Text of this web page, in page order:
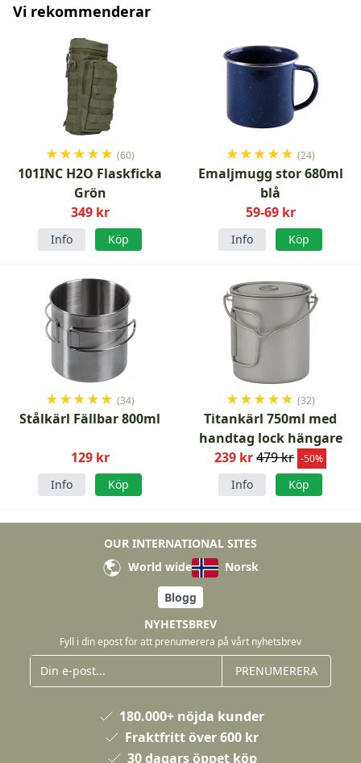
Vi rekommenderar
★★★★★ (60)
101INC H2O Flaskficka
Grön
349 kr
Info Köp
★★★★★ (24)
Emaljmugg stor 680ml
blå
59-69 kr
Info Köp
★★★★★ (34)
Stålkärl Fällbar 800ml
129 kr
Info Köp
★★★★★ (32)
Titankärl 750ml med
handtag lock hängare
239 kr 479 kr -50%
Info Köp
OUR INTERNATIONAL SITES
World wide
Norsk
Blogg
NYHETSBREV
Fyll i din epost för att prenumerera på vårt nyhetsbrev
PRENUMERERA
180.000+ nöjda kunder
Fraktfritt över 600 kr
30 dagars öppet köp